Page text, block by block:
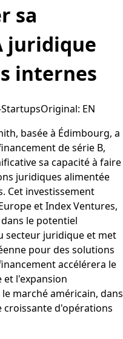
sa
juridique
internes
StartupsOriginal: EN
basée à Édimbourg, a
de série B,
sa capacité à faire
juridiques alimentée
Cet investissement
et Index Ventures,
le potentiel
secteur juridique et met
pour des solutions
accélérera le
l'expansion
marché américain, dans
croissante d'opérations